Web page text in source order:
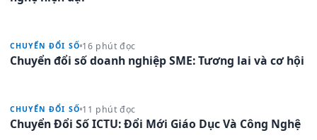
CHUYỂN ĐỔI SỐ 16 phút đọc
Chuyển đổi số doanh nghiệp SME: Tương lai và cơ hội
CHUYỂN ĐỔI SỐ 11 phút đọc
Chuyển Đổi Số ICTU: Đổi Mới Giáo Dục Và Công Nghệ